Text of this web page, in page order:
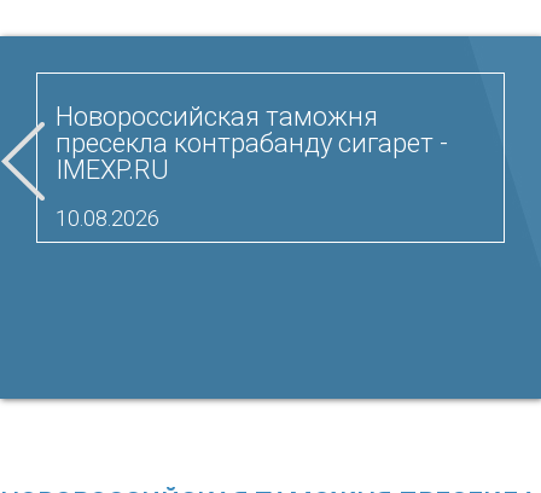
Новороссийская таможня
пресекла контрабанду сигарет -
IMEXP.RU
10.08.2026